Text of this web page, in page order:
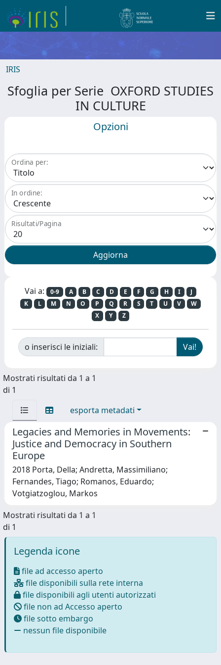
IRIS
Sfoglia per Serie OXFORD STUDIES
IN CULTURE
Opzioni
Ordina per:
In ordine:
Risultati/Pagina
Vai a: 0-9 A B C D E F G H I
J
K
L M N O P Q R S T U V
W
X
Y Z
o inserisci le iniziali:
Mostrati risultati da 1 a 1
di 1
esporta metadati
Legacies and Memories in Movements:
Justice and Democracy in Southern
Europe
2018 Porta, Della; Andretta, Massimiliano;
Fernandes, Tiago; Romanos, Eduardo;
Votgiatzoglou, Markos
Mostrati risultati da 1 a 1
di 1
Legenda icone
file ad accesso aperto
file disponibili sulla rete interna
file disponibili agli utenti autorizzati
file non ad Accesso aperto
file sotto embargo
nessun file disponibile